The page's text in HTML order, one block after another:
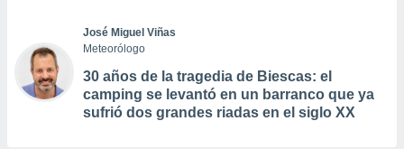
José Miguel Viñas
Meteorólogo
30 años de la tragedia de Biescas: el
camping se levantó en un barranco que ya
sufrió dos grandes riadas en el siglo XX